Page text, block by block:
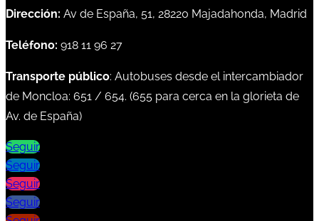
Dirección: Av de España, 51, 28220 Majadahonda, Madrid
Teléfono: 918 11 96 27
Transporte público: Autobuses desde el intercambiador
de Moncloa: 651 / 654. (655 para cerca en la glorieta de
Av. de España)
Seguir
Seguir
Seguir
Seguir